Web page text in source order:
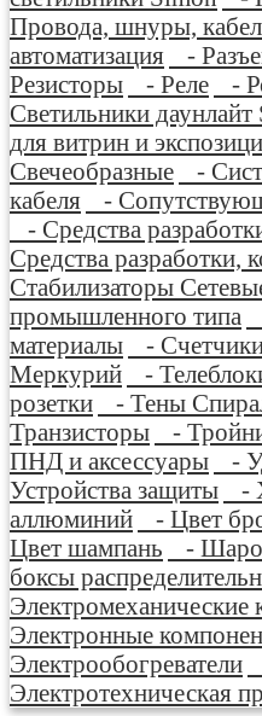
Провода, шнуры,
автоматизация
-
Резисторы
- Реле -
Светильники даунлайт
для витрин и
Свечеобразные
-
кабеля
-
- Средства
Средства разработки,
Стабилизаторы
промышленного типа
материалы
-
Меркурий
-
розетки
- Тены
Транзисторы
-
ПНД и аксессуары
-
Устройства защиты
-
аллюминий
- Цвет
Цвет шампань
-
боксы
Электромеханические
Электронные
Электрообогреватели
Электротехническая